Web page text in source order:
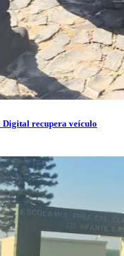
Digital recupera veículo